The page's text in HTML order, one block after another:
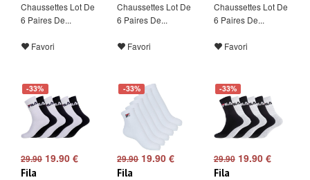
Chaussettes Lot De
6 Paires De...
Favori
Chaussettes Lot De
6 Paires De...
Favori
Chaussettes Lot De
6 Paires De...
Favori
-33%
29.90 19.90 €
Fila
-33%
29.9019.90 €
Fila
-33%
29.9019.90 €
Fila